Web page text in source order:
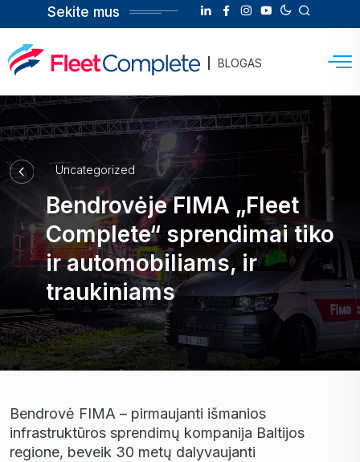
Sekite mus
BLOGAS
Uncategorized
Bendrovėje FIMA „Fleet
Complete“ sprendimai tiko
ir automobiliams, ir
traukiniams
Bendrovė FIMA – pirmaujanti išmanios
infrastruktūros sprendimų kompanija Baltijos
regione, beveik 30 metų dalyvaujanti